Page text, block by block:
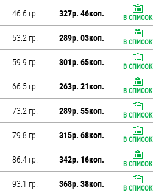
46.6 гр. 327р. 46коп. В СПИСОК
53.2 гр. 289р. 03коп. В СПИСОК
59.9 гр. 301р. 65коп. В СПИСОК
66.5 гр. 263р. 21коп. В СПИСОК
73.2 гр. 289р. 55коп. В СПИСОК
79.8 гр. 315р. 68коп. В СПИСОК
86.4 гр. 342р. 16коп. В СПИСОК
93.1 гр. 368р. 38коп. В СПИСОК